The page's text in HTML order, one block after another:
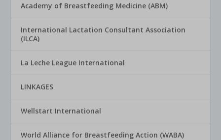
Academy of Breastfeeding Medicine (ABM)
International Lactation Consultant Association
(ILCA)
La Leche League International
LINKAGES
Wellstart International
World Alliance for Breastfeeding Action (WABA)